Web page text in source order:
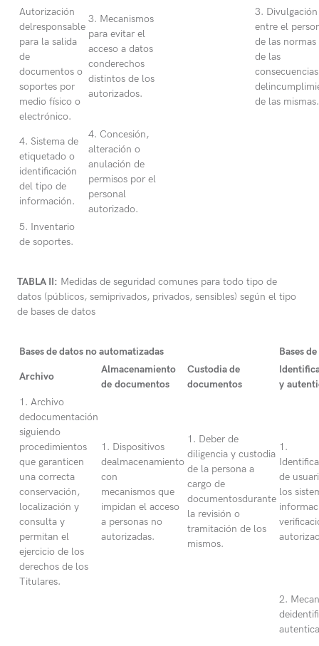
Autorización
delresponsable
para la salida
de
documentos o
soportes por
medio físico o
electrónico.
3. Mecanismos
para evitar el
acceso a datos
conderechos
distintos de los
autorizados.
3. Divulgación
entre el
de las normas
de las
consecuencias
de las mismas.
4. Sistema de
etiquetado o
identificación
del tipo de
información.
4. Concesión,
alteración o
anulación de
permisos por el
personal
autorizado.
5. Inventario
de soportes.
TABLA II: Medidas de seguridad comunes para todo tipo de
datos (públicos, semiprivados, privados, sensibles) según el tipo
de bases de datos
Bases de datos no automatizadas Bases
Archivo
Almacenamiento
de documentos
Custodia de
documentos
y
1. Archivo
dedocumentación
siguiendo
procedimientos
que garanticen
una correcta
conservación,
localización y
consulta y
permitan el
ejercicio de los
derechos de los
Titulares.
1. Dispositivos
dealmacenamiento
con
mecanismos que
impidan el acceso
a personas no
autorizadas.
1. Deber de
diligencia y custodia
de la persona a
cargo de
documentosdurante
la revisión o
tramitación de los
mismos.
1.
de
los
2.